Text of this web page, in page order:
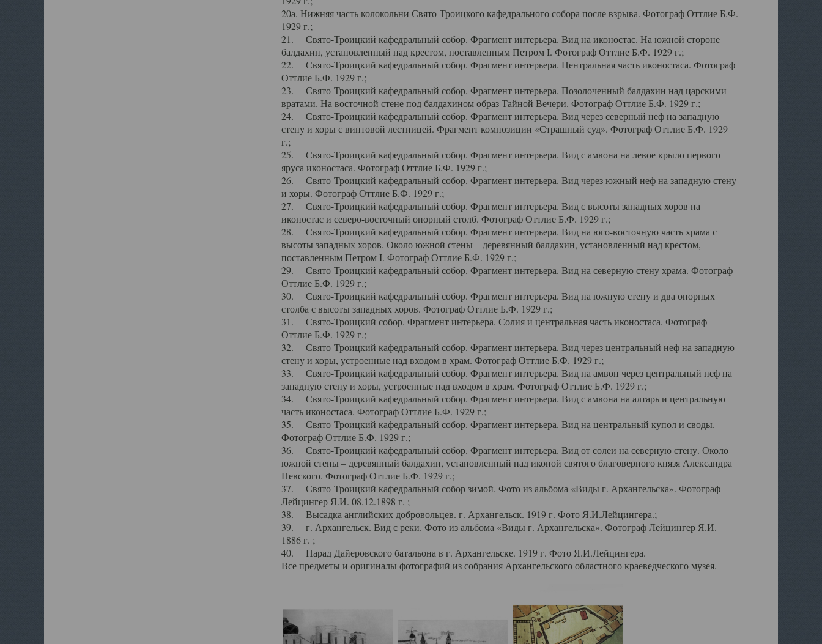
20а. Нижняя часть колокольни Свято-Троицкого кафедрального собора после взрыва. Фотограф Оттлие Б.Ф.
1929 г.;
21. Свято-Троицкий кафедральный собор. Фрагмент интерьера. Вид на иконостас. На южной стороне
балдахин, установленный над крестом, поставленным Петром I. Фотограф Оттлие Б.Ф. 1929 г.;
22. Свято-Троицкий кафедральный собор. Фрагмент интерьера. Центральная часть иконостаса. Фотограф
Оттлие Б.Ф. 1929 г.;
23. Свято-Троицкий кафедральный собор. Фрагмент интерьера. Позолоченный балдахин над царскими
вратами. На восточной стене под балдахином образ Тайной Вечери. Фотограф Оттлие Б.Ф. 1929 г.;
24. Свято-Троицкий кафедральный собор. Фрагмент интерьера. Вид через северный неф на западную
стену и хоры с винтовой лестницей. Фрагмент композиции «Страшный суд». Фотограф Оттлие Б.Ф. 1929
г.;
25. Свято-Троицкий кафедральный собор. Фрагмент интерьера. Вид с амвона на левое крыло первого
яруса иконостаса. Фотограф Оттлие Б.Ф. 1929 г.;
26. Свято-Троицкий кафедральный собор. Фрагмент интерьера. Вид через южный неф на западную стену
и хоры. Фотограф Оттлие Б.Ф. 1929 г.;
27. Свято-Троицкий кафедральный собор. Фрагмент интерьера. Вид с высоты западных хоров на
иконостас и северо-восточный опорный столб. Фотограф Оттлие Б.Ф. 1929 г.;
28. Свято-Троицкий кафедральный собор. Фрагмент интерьера. Вид на юго-восточную часть храма с
высоты западных хоров. Около южной стены – деревянный балдахин, установленный над крестом,
поставленным Петром I. Фотограф Оттлие Б.Ф. 1929 г.;
29. Свято-Троицкий кафедральный собор. Фрагмент интерьера. Вид на северную стену храма. Фотограф
Оттлие Б.Ф. 1929 г.;
30. Свято-Троицкий кафедральный собор. Фрагмент интерьера. Вид на южную стену и два опорных
столба с высоты западных хоров. Фотограф Оттлие Б.Ф. 1929 г.;
31. Свято-Троицкий собор. Фрагмент интерьера. Солия и центральная часть иконостаса. Фотограф
Оттлие Б.Ф. 1929 г.;
32. Свято-Троицкий кафедральный собор. Фрагмент интерьера. Вид через центральный неф на западную
стену и хоры, устроенные над входом в храм. Фотограф Оттлие Б.Ф. 1929 г.;
33. Свято-Троицкий кафедральный собор. Фрагмент интерьера. Вид на амвон через центральный неф на
западную стену и хоры, устроенные над входом в храм. Фотограф Оттлие Б.Ф. 1929 г.;
34. Свято-Троицкий кафедральный собор. Фрагмент интерьера. Вид с амвона на алтарь и центральную
часть иконостаса. Фотограф Оттлие Б.Ф. 1929 г.;
35. Свято-Троицкий кафедральный собор. Фрагмент интерьера. Вид на центральный купол и своды.
Фотограф Оттлие Б.Ф. 1929 г.;
36. Свято-Троицкий кафедральный собор. Фрагмент интерьера. Вид от солеи на северную стену. Около
южной стены – деревянный балдахин, установленный над иконой святого благоверного князя Александра
Невского. Фотограф Оттлие Б.Ф. 1929 г.;
37. Свято-Троицкий кафедральный собор зимой. Фото из альбома «Виды г. Архангельска». Фотограф
Лейцингер Я.И. 08.12.1898 г. ;
38. Высадка английских добровольцев. г. Архангельск. 1919 г. Фото Я.И.Лейцингера.;
39. г. Архангельск. Вид с реки. Фото из альбома «Виды г. Архангельска». Фотограф Лейцингер Я.И.
1886 г. ;
40. Парад Дайеровского батальона в г. Архангельске. 1919 г. Фото Я.И.Лейцингера.
Все предметы и оригиналы фотографий из собрания Архангельского областного краеведческого музея.